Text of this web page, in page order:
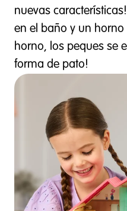
nuevas
en el baño y un horno
horno, los peques se
forma de pato!